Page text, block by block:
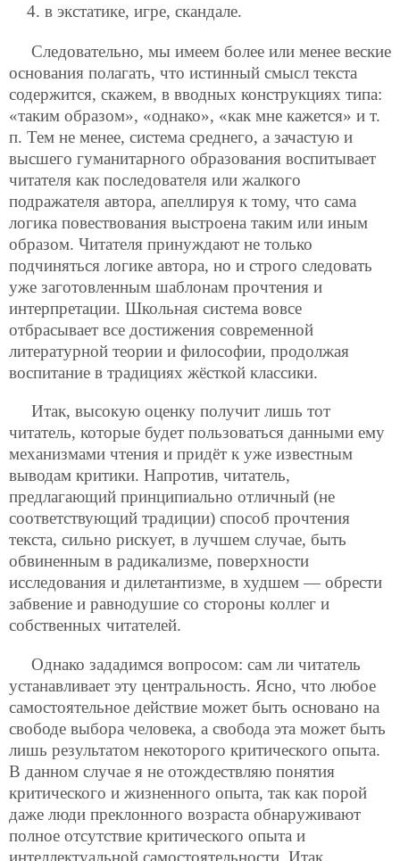
в экстатике, игре, скандале.
Следовательно, мы имеем более или менее веские
основания полагать, что истинный смысл текста
содержится, скажем, в вводных конструкциях типа:
«таким образом», «однако», «как мне кажется» и т.
п. Тем не менее, система среднего, а зачастую и
высшего гуманитарного образования воспитывает
читателя как последователя или жалкого
подражателя автора, апеллируя к тому, что сама
логика повествования выстроена таким или иным
образом. Читателя принуждают не только
подчиняться логике автора, но и строго следовать
уже заготовленным шаблонам прочтения и
интерпретации. Школьная система вовсе
отбрасывает все достижения современной
литературной теории и философии, продолжая
воспитание в традициях жёсткой классики.
Итак, высокую оценку получит лишь тот
читатель, которые будет пользоваться данными ему
механизмами чтения и придёт к уже известным
выводам критики. Напротив, читатель,
предлагающий принципиально отличный (не
соответствующий традиции) способ прочтения
текста, сильно рискует, в лучшем случае, быть
обвиненным в радикализме, поверхности
исследования и дилетантизме, в худшем — обрести
забвение и равнодушие со стороны коллег и
собственных читателей.
Однако зададимся вопросом: сам ли читатель
устанавливает эту центральность. Ясно, что любое
самостоятельное действие может быть основано на
свободе выбора человека, а свобода эта может быть
лишь результатом некоторого критического опыта.
В данном случае я не отождествляю понятия
критического и жизненного опыта, так как порой
даже люди преклонного возраста обнаруживают
полное отсутствие критического опыта и
интеллектуальной самостоятельности. Итак,